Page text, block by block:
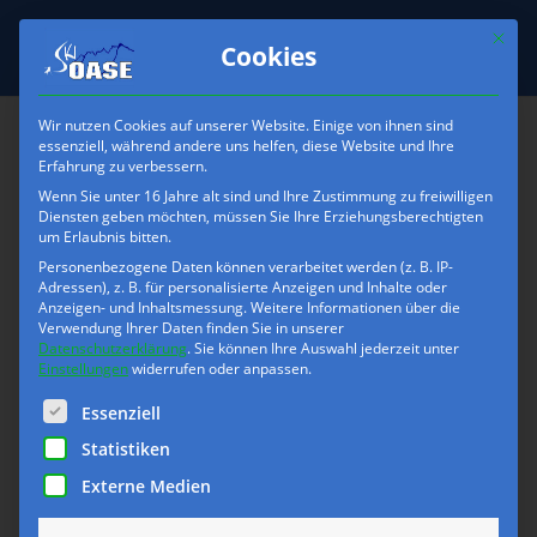
skioase-Platzhalter-
skischuhe
Mit
Cookies
Wir nutzen Cookies auf unserer Website. Einige von ihnen sind
essenziell, während andere uns helfen, diese Website und Ihre
Erfahrung zu verbessern.
Wenn Sie unter 16 Jahre alt sind und Ihre Zustimmung zu freiwilligen
Diensten geben möchten, müssen Sie Ihre Erziehungsberechtigten
um Erlaubnis bitten.
Personenbezogene Daten können verarbeitet werden (z. B. IP-
Adressen), z. B. für personalisierte Anzeigen und Inhalte oder
Anzeigen- und Inhaltsmessung.Weitere Informationen über die
Verwendung Ihrer Daten finden Sie in unserer
Datenschutzerklärung.Sie können Ihre Auswahl jederzeit unter
Einstellungenwiderrufen oder anpassen.
Es folgt eine Liste der Service-Gruppen, für die eine
Essenziell
Statistiken
Externe Medien